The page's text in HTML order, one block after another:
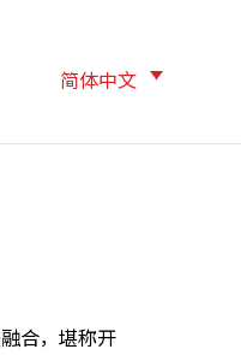
简体中文
合，堪称开